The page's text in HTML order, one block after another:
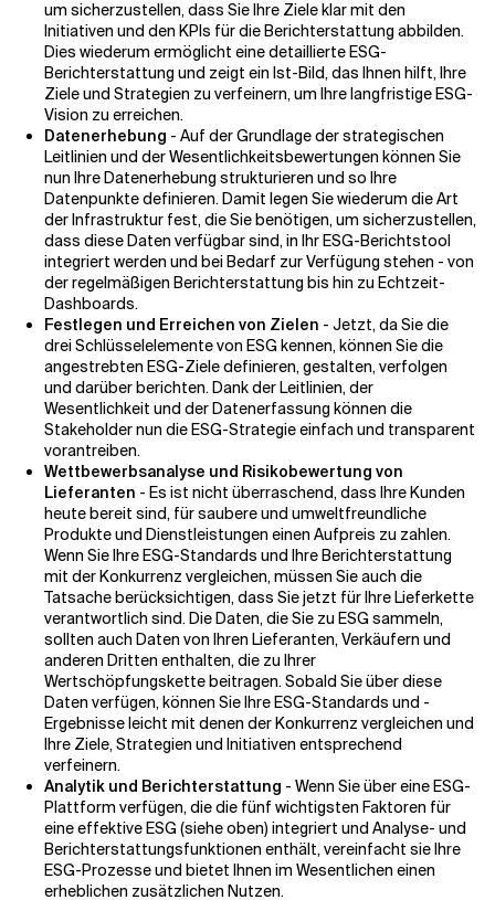
um sicherzustellen, dass Sie Ihre Ziele klar mit den
Initiativen und den KPIs für die Berichterstattung abbilden.
Dies wiederum ermöglicht eine detaillierte ESG-
Berichterstattung und zeigt ein Ist-Bild, das Ihnen hilft, Ihre
Ziele und Strategien zu verfeinern, um Ihre langfristige ESG-
Vision zu erreichen.
Datenerhebung - Auf der Grundlage der strategischen
Leitlinien und der Wesentlichkeitsbewertungen können Sie
nun Ihre Datenerhebung strukturieren und so Ihre
Datenpunkte definieren. Damit legen Sie wiederum die Art
der Infrastruktur fest, die Sie benötigen, um sicherzustellen,
dass diese Daten verfügbar sind, in Ihr ESG-Berichtstool
integriert werden und bei Bedarf zur Verfügung stehen - von
der regelmäßigen Berichterstattung bis hin zu Echtzeit-
Dashboards.
Festlegen und Erreichen von Zielen - Jetzt, da Sie die
drei Schlüsselelemente von ESG kennen, können Sie die
angestrebten ESG-Ziele definieren, gestalten, verfolgen
und darüber berichten. Dank der Leitlinien, der
Wesentlichkeit und der Datenerfassung können die
Stakeholder nun die ESG-Strategie einfach und transparent
vorantreiben.
Wettbewerbsanalyse und Risikobewertung von
Lieferanten - Es ist nicht überraschend, dass Ihre Kunden
heute bereit sind, für saubere und umweltfreundliche
Produkte und Dienstleistungen einen Aufpreis zu zahlen.
Wenn Sie Ihre ESG-Standards und Ihre Berichterstattung
mit der Konkurrenz vergleichen, müssen Sie auch die
Tatsache berücksichtigen, dass Sie jetzt für Ihre Lieferkette
verantwortlich sind. Die Daten, die Sie zu ESG sammeln,
sollten auch Daten von Ihren Lieferanten, Verkäufern und
anderen Dritten enthalten, die zu Ihrer
Wertschöpfungskette beitragen. Sobald Sie über diese
Daten verfügen, können Sie Ihre ESG-Standards und -
Ergebnisse leicht mit denen der Konkurrenz vergleichen und
Ihre Ziele, Strategien und Initiativen entsprechend
verfeinern.
Analytik und Berichterstattung - Wenn Sie über eine ESG-
Plattform verfügen, die die fünf wichtigsten Faktoren für
eine effektive ESG (siehe oben) integriert und Analyse- und
Berichterstattungsfunktionen enthält, vereinfacht sie Ihre
ESG-Prozesse und bietet Ihnen im Wesentlichen einen
erheblichen zusätzlichen Nutzen.